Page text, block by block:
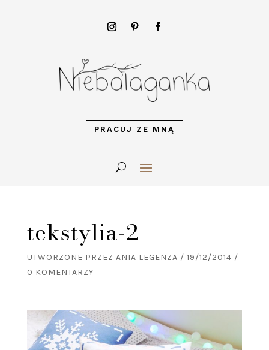
PRACUJ ZE MNĄ
tekstylia-2
UTWORZONE PRZEZ ANIA LEGENZA / 19/12/2014 /
0 KOMENTARZY